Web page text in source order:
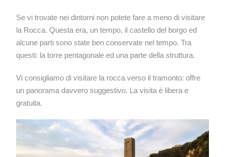
Se vi trovate nei dintorni non potete fare a meno di visitare
la Rocca. Questa era, un tempo, il castello del borgo ed
alcune parti sono state ben conservate nel tempo. Tra
questi: la torre pentagonale ed una parte della struttura.
Vi consigliamo di visitare la rocca verso il tramonto: offre
un panorama davvero suggestivo. La visita è libera e
gratuita.